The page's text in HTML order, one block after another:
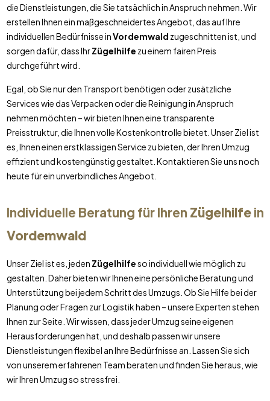
die Dienstleistungen, die Sie tatsächlich in Anspruch nehmen. Wir
erstellen Ihnen ein maßgeschneidertes Angebot, das auf Ihre
individuellen Bedürfnisse inVordemwald zugeschnitten ist, und
sorgen dafür, dass IhrZügelhilfe zu einem fairen Preis
durchgeführt wird.
Egal, ob Sie nur den Transport benötigen oder zusätzliche
Services wie das Verpacken oder die Reinigung in Anspruch
nehmen möchten – wir bieten Ihnen eine transparente
Preisstruktur, die Ihnen volle Kostenkontrolle bietet. Unser Ziel ist
es, Ihnen einen erstklassigen Service zu bieten, der Ihren Umzug
effizient und kostengünstig gestaltet. Kontaktieren Sie uns noch
heute für ein unverbindliches Angebot.
Individuelle Beratung für Ihren Zügelhilfein
Vordemwald
Unser Ziel ist es, jeden Zügelhilfeso individuell wie möglich zu
gestalten. Daher bieten wir Ihnen eine persönliche Beratung und
Unterstützung bei jedem Schritt des Umzugs. Ob Sie Hilfe bei der
Planung oder Fragen zur Logistik haben – unsere Experten stehen
Ihnen zur Seite. Wir wissen, dass jeder Umzug seine eigenen
Herausforderungen hat, und deshalb passen wir unsere
Dienstleistungen flexibel an Ihre Bedürfnisse an. Lassen Sie sich
von unserem erfahrenen Team beraten und finden Sie heraus, wie
wir Ihren Umzug so stressfrei.